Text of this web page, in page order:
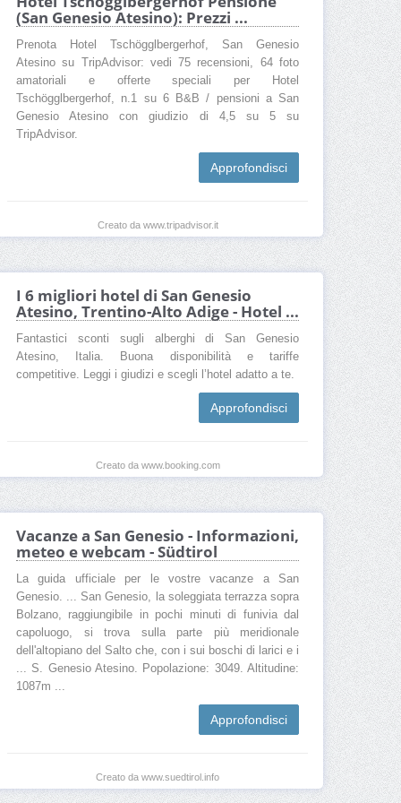
San Genesio Atesino per sciare
San Genesio Atesino percorsi
San Genesio Atesino per bambini
Dove parcheggiare a San Genesio Atesino
San Genesio Atesino dove dormire
San Genesio Atesino dove mangiare
Cosa fare a San Genesio Atesino d'estate
Cosa fare a San Genesio Atesino
Cosa vedere a San Genesio Atesino
Come raggiungere San Genesio Atesino
(San Genesio Atesino): Prezzi ...
Prenota Hotel Tschögglbergerhof, San Genesio
Atesino su TripAdvisor: vedi 75 recensioni, 64 foto
amatoriali e offerte speciali per Hotel
Tschögglbergerhof, n.1 su 6 B&B / pensioni a San
Genesio Atesino con giudizio di 4,5 su 5 su
TripAdvisor.
Approfondisci
Creato da www.tripadvisor.it
I 6 migliori hotel di San Genesio
Atesino, Trentino-Alto Adige - Hotel ...
Fantastici sconti sugli alberghi di San Genesio
Atesino, Italia. Buona disponibilità e tariffe
competitive. Leggi i giudizi e scegli l’hotel adatto a te.
Approfondisci
Creato da www.booking.com
Vacanze a San Genesio - Informazioni,
meteo e webcam - Südtirol
La guida ufficiale per le vostre vacanze a San
Genesio. ... San Genesio, la soleggiata terrazza sopra
Bolzano, raggiungibile in pochi minuti di funivia dal
capoluogo, si trova sulla parte più meridionale
dell'altopiano del Salto che, con i sui boschi di larici e i
... S. Genesio Atesino. Popolazione: 3049. Altitudine:
1087m ...
Approfondisci
Creato da www.suedtirol.info